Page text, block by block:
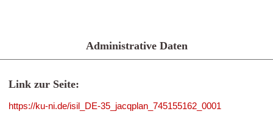
Administrative Daten
Link zur Seite:
https://ku-ni.de/isil_DE-35_jacqplan_745155162_0001